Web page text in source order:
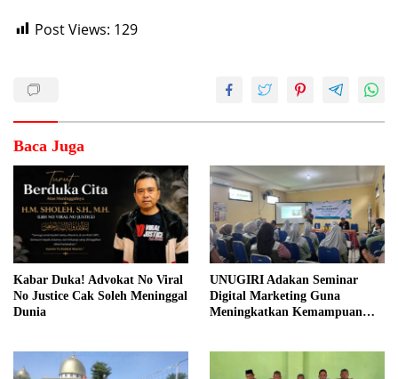
Post Views: 129
Baca Juga
Kabar Duka! Advokat No Viral
No Justice Cak Soleh Meninggal
Dunia
UNUGIRI Adakan Seminar
Digital Marketing Guna
Meningkatkan Kemampuan